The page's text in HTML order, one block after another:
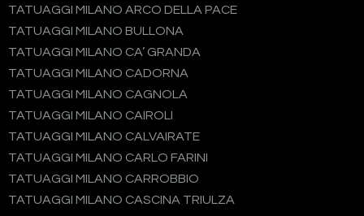
TATUAGGI MILANO ARCO DELLA PACE
TATUAGGI MILANO BULLONA
TATUAGGI MILANO CA’ GRANDA
TATUAGGI MILANO CADORNA
TATUAGGI MILANO CAGNOLA
TATUAGGI MILANO CAIROLI
TATUAGGI MILANO CALVAIRATE
TATUAGGI MILANO CARLO FARINI
TATUAGGI MILANO CARROBBIO
TATUAGGI MILANO CASCINA TRIULZA